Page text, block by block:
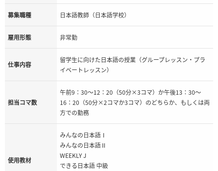
募集職種 日本語教師（日本語学校）
雇用形態 非常勤
仕事内容
留学生に向けた日本語の授業（グループレッスン・プラ
イベートレッスン）
担当コマ数
午前9：30～12：20（50分×3コマ）か午後13：30～
16：20（50分×2コマか3コマ）のどちらか、もしくは両
方での勤務
使用教材
みんなの日本語Ⅰ
みんなの日本語Ⅱ
WEEKLY J
できる日本語 中級